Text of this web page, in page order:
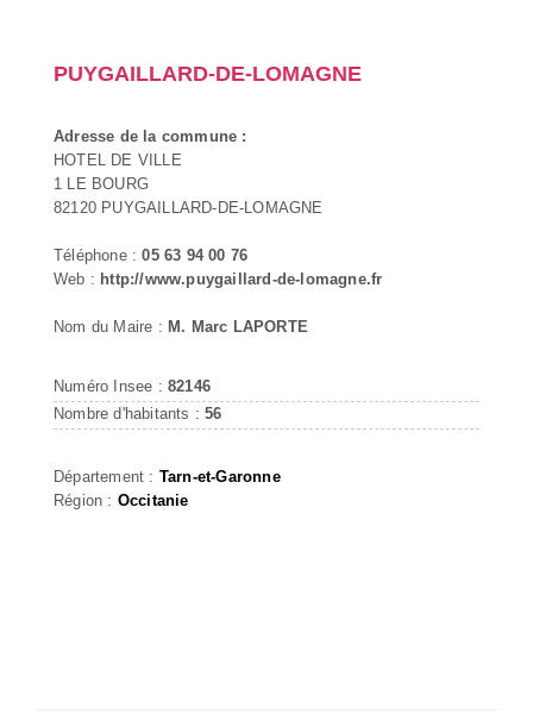
PUYGAILLARD-DE-LOMAGNE
Adresse de la commune :
HOTEL DE VILLE
1 LE BOURG
82120 PUYGAILLARD-DE-LOMAGNE
Téléphone :05 63 94 00 76
Web : http://www.puygaillard-de-lomagne.fr
Nom du Maire : M. Marc LAPORTE
Numéro Insee : 82146
Nombre d'habitants :56
Département : Tarn-et-Garonne
Région : Occitanie